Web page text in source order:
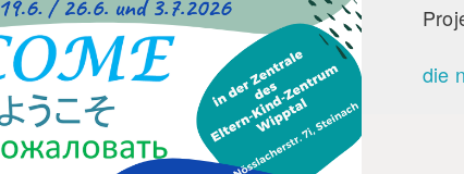
die